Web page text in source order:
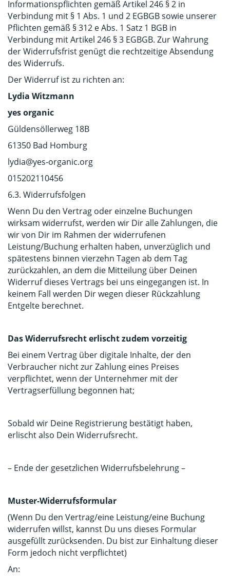
Informationspflichten gemäß Artikel 246 § 2 in
Verbindung mit § 1 Abs. 1 und 2 EGBGB sowie unserer
Pflichten gemäß § 312 e Abs. 1 Satz 1 BGB in
Verbindung mit Artikel 246 § 3 EGBGB. Zur Wahrung
der Widerrufsfrist genügt die rechtzeitige Absendung
des Widerrufs.
Der Widerruf ist zu richten an:
Lydia Witzmann
yesorganic
Güldensöllerweg 18B
61350 Bad Homburg
lydia@yes-organic.org
015202110456
6.3. Widerrufsfolgen
Wenn Du den Vertrag oder einzelne Buchungen
wirksam widerrufst, werden wir Dir alle Zahlungen, die
wir von Dir im Rahmen der widerrufenen
Leistung/Buchung erhalten haben, unverzüglich und
spätestens binnen vierzehn Tagen ab dem Tag
zurückzahlen, an dem die Mitteilung über Deinen
Widerruf dieses Vertrags bei uns eingegangen ist. In
keinem Fall werden Dir wegen dieser Rückzahlung
Entgelte berechnet.
Das Widerrufsrecht erlischt zudem vorzeitig
Bei einem Vertrag über digitale Inhalte, der den
Verbraucher nicht zur Zahlung eines Preises
verpflichtet, wenn der Unternehmer mit der
Vertragserfüllung begonnen hat;
Sobald wir Deine Registrierung bestätigt haben,
erlischt also Dein Widerrufsrecht.
– Ende der gesetzlichen Widerrufsbelehrung –
Muster-Widerrufsformular
(Wenn Du den Vertrag/eine Leistung/eine Buchung
widerrufen willst, kannst Du uns dieses Formular
ausgefüllt zurücksenden. Du bist zur Einhaltung dieser
Form jedoch nicht verpflichtet)
An: